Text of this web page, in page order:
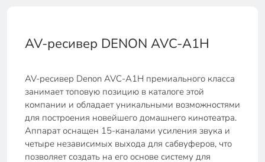
AV-ресивер DENON AVC-A1H
AV-ресивер Denon AVC-A1H премиального класса
занимает топовую позицию в каталоге этой
компании и обладает уникальными возможностями
для построения новейшего домашнего кинотеатра.
Аппарат оснащен 15-каналами усиления звука и
четыре независимых выхода для сабвуферов, что
позволяет создать на его основе систему для